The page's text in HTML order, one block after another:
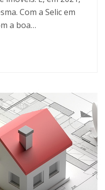
Com a Selic em
a boa…